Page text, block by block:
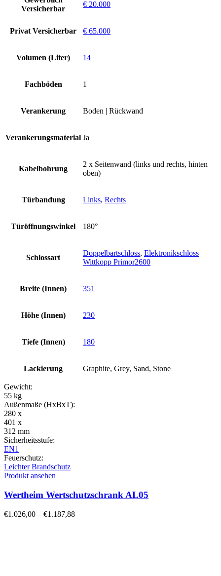
Versicherbar
€ 20.000
Privat Versicherbar € 65.000
Volumen (Liter) 14
Fachböden 1
Verankerung Boden | Rückwand
Verankerungsmaterial Ja
Kabelbohrung
2 x Seitenwand (links und rechts, hinten
oben)
Türbandung Links, Rechts
Türöffnungswinkel 180°
Schlossart
Doppelbartschloss, Elektronikschloss
Wittkopp Primor2600
Breite (Innen) 351
Höhe (Innen) 230
Tiefe (Innen) 180
Lackierung Graphite, Grey, Sand, Stone
Gewicht:
55 kg
Außenmaße (HxBxT):
280 x
401 x
312 mm
Sicherheitsstufe:
EN1
Feuerschutz:
Leichter Brandschutz
Produkt ansehen
Wertheim Wertschutzschrank AL05
€1.026,00 – €1.187,88